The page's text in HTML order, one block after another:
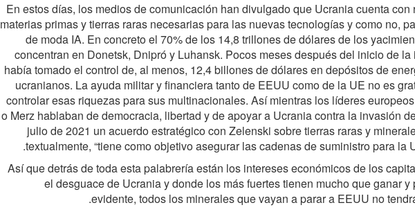
En estos días, los medios de comunicación han divulgado que Ucrania cuenta con
materias primas y tierras raras necesarias para las nuevas tecnologías y como no,
de moda IA. En concreto el 70% de los 14,8 trillones de dólares de los
concentran en Donetsk, Dnipró y Luhansk. Pocos meses después del inicio de
había tomado el control de, al menos, 12,4 billones de dólares en depósitos de
ucranianos. La ayuda militar y financiera tanto de EEUU como de la UE no es
controlar esas riquezas para sus multinacionales. Así mientras los líderes
o Merz hablaban de democracia, libertad y de apoyar a Ucrania contra la invasión
julio de 2021 un acuerdo estratégico con Zelenski sobre tierras raras y
textualmente, “tiene como objetivo asegurar las cadenas de suministro para la
Así que detrás de toda esta palabrería están los intereses económicos de los
el desguace de Ucrania y donde los más fuertes tienen mucho que ganar y
evidente, todos los minerales que vayan a parar a EEUU no